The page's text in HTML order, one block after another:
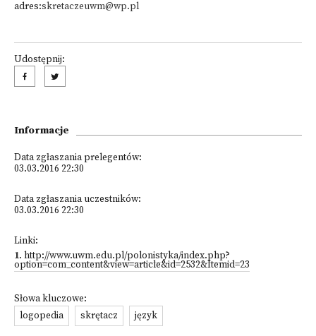
adres:skretaczeuwm@wp.pl
Udostępnij:
Informacje
Data zgłaszania prelegentów:
03.03.2016 22:30
Data zgłaszania uczestników:
03.03.2016 22:30
Linki:
1. http://www.uwm.edu.pl/polonistyka/index.php?
option=com_content&view=article&id=2532&Itemid=23
Słowa kluczowe:
logopedia
skrętacz język